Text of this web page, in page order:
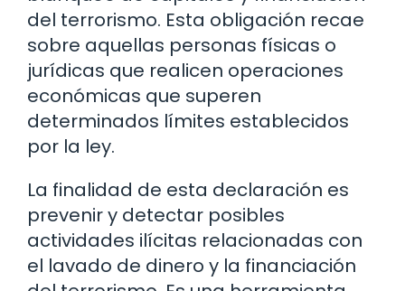
del terrorismo. Esta obligación recae
sobre aquellas personas físicas o
jurídicas que realicen operaciones
económicas que superen
determinados límites establecidos
por la ley.
La finalidad de esta declaración es
prevenir y detectar posibles
actividades ilícitas relacionadas con
el lavado de dinero y la financiación